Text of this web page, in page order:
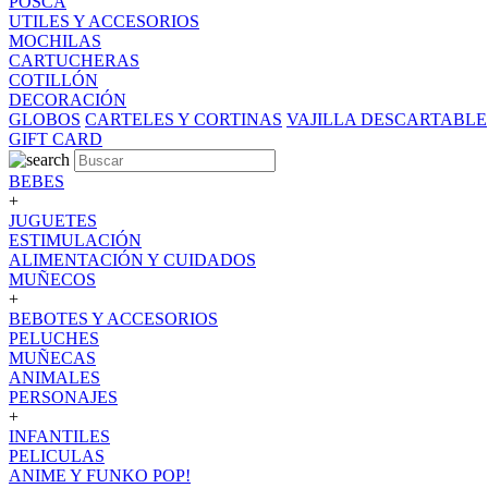
UTILES Y ACCESORIOS
MOCHILAS
CARTUCHERAS
COTILLÓN
DECORACIÓN
GLOBOS CARTELES Y CORTINAS VAJILLA DESCARTABLE
GIFT CARD
BEBES
+
JUGUETES
ESTIMULACIÓN
ALIMENTACIÓN Y CUIDADOS
MUÑECOS
+
BEBOTES Y ACCESORIOS
PELUCHES
MUÑECAS
ANIMALES
PERSONAJES
+
INFANTILES
PELICULAS
ANIME Y FUNKO POP!